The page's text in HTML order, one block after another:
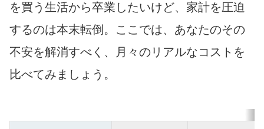
を買う生活から卒業したいけど、家計を圧迫
するのは本末転倒。ここでは、あなたのその
不安を解消すべく、月々のリアルなコストを
比べてみましょう。